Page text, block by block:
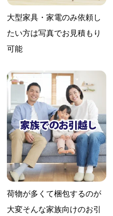
大型家具・家電のみ依頼し
たい方は写真でお見積もり
可能
荷物が多くて梱包するのが
大変そんな家族向けのお引